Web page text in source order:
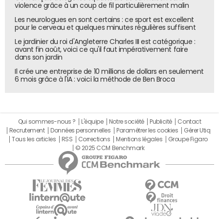
violence grâce à un coup de fil particulièrement malin
Les neurologues en sont certains : ce sport est excellent
pour le cerveau et quelques minutes régulières suffisent
Le jardinier du roi d'Angleterre Charles III est catégorique :
avant fin août, voici ce qu'il faut impérativement faire
dans son jardin
Il crée une entreprise de 10 millions de dollars en seulement
6 mois grâce à l'IA : voici la méthode de Ben Broca
Qui sommes-nous ? L'équipe Notre société Publicité
Contact
Recrutement
Données personnelles Paramétrer les cookies
Gérer Utiq
Tous les articles
RSS Corrections Mentions légales
Groupe Figaro
© 2025 CCM Benchmark